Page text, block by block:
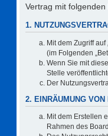
Vertrag mit
1.
Mit dem Zugriff
(im Folgenden
Wenn Sie mit
Stelle
Der
2. EINRÄUMUNG VON
Mit dem Erstellen
Rahmen des